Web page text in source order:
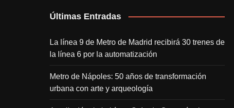
Últimas Entradas
La línea 9 de Metro de Madrid recibirá 30 trenes de
la línea 6 por la automatización
Metro de Nápoles: 50 años de transformación
urbana con arte y arqueología